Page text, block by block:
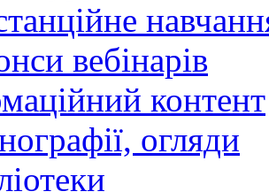
вебінарів
контент
огляди